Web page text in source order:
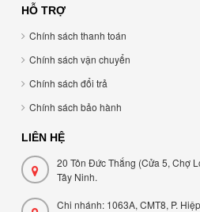
HỖ TRỢ
Chính sách thanh toán
Chính sách vận chuyển
Chính sách đổi trả
Chính sách bảo hành
LIÊN HỆ
20 Tôn Đức Thắng (Cửa 5, Chợ
Tây Ninh.
Chi nhánh: 1063A, CMT8, P.